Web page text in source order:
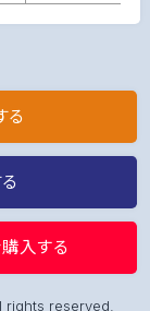
る
入する
rights reserved.